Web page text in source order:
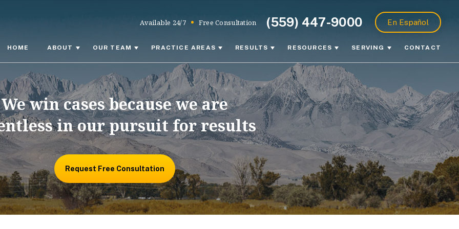
Available 24/7 Free Consultation (559) 447-9000 En Español
HOME ABOUT OUR TEAM PRACTICE AREAS RESULTS RESOURCES SERVING CONTACT
We win cases because we are
in our pursuit for results
Request Free Consultation